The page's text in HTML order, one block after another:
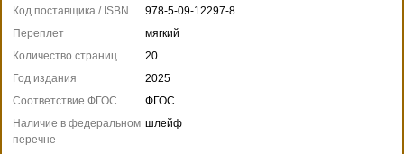
Код поставщика / ISBN
978-5-09-12297-8
Переплет
мягкий
Количество страниц
20
Год издания
2025
Соответствие ФГОС
ФГОС
Наличие в федеральном
перечне
шлейф